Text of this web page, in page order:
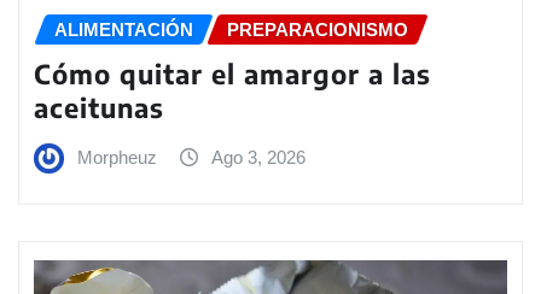
ALIMENTACIÓN PREPARACIONISMO
Cómo quitar el amargor a las
aceitunas
Morpheuz Ago 3, 2026